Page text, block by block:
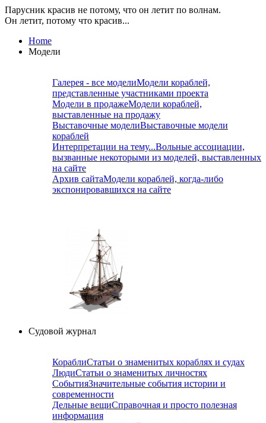
Парусник красив не потому, что он летит по волнам.
Он летит, потому что красив...
Home
Модели
Галерея - все моделиМодели кораблей,
представленные участниками проекта
Модели в продажеМодели кораблей,
выставленные на продажу
Выставочные моделиВыставочные модели
кораблей
Интерпретации на тему...Вольные ассоциации,
вызванные некоторыми из моделей, выставленных
на сайте
Архив сайтаМодели кораблей, когда-либо
экспонировавшихся на сайте
Судовой журнал
КораблиСтатьи о знаменитых кораблях и судах
ЛюдиСтатьи о знаменитых личностях
СобытияЗначительные события истории и
современности
Дельные вещиСправочная и просто полезная
информация